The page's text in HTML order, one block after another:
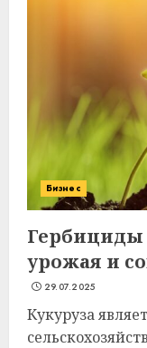
Бизнес
Гербициды
урожая и
29.07.2025
Кукуруза